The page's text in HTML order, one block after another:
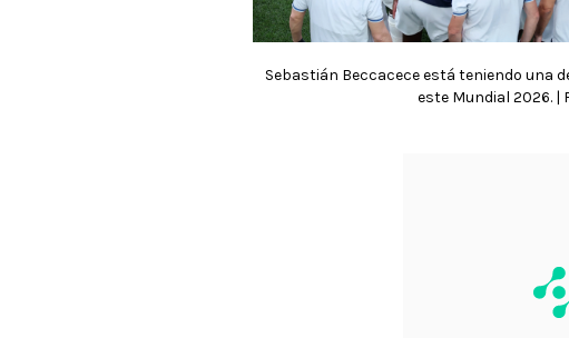
Sebastián Beccacece está teniendo una
este Mundial 2026. |